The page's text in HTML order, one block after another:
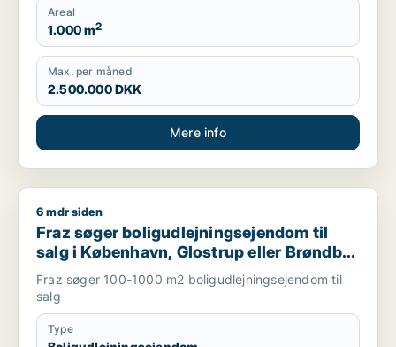
Areal
1.000 m2
Max. per måned
2.500.000 DKK
Mere info
Fraz søger boligudlejningsejendom til salg i København,
6 mdr siden
Fraz søger boligudlejningsejendom til
salg i København, Glostrup eller Brøndby
m.fl.
Fraz søger 100-1000 m2 boligudlejningsejendom til
salg
Type